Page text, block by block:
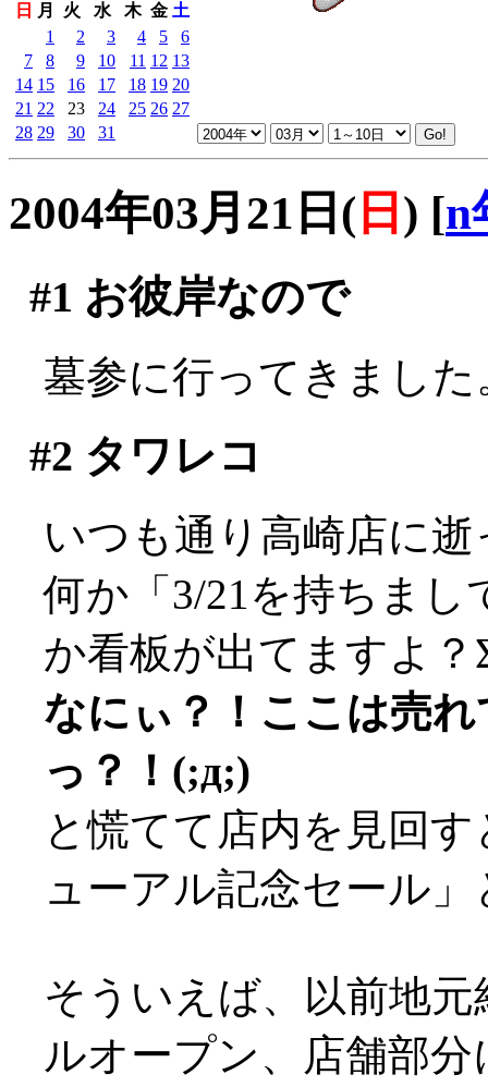
日
月 火 水 木 金 土
1
2 3 4 5
6
7
8 9 10 11 12 13
14 15 16 17 18 19 20
21 22 23 24 25 26 27
28 29 30 31
2004年03月21日( 日 ) [n
#1 お彼岸なので
墓参に行ってきました
#2 タワレコ
いつも通り高崎店に
何か「3/21を持ちま
か看板が出てますよ？
なにぃ？！ここは売
っ？！(;д;)
と慌てて店内を見回
ューアル記念セール
そういえば、以前地
ルオープン、店舗部